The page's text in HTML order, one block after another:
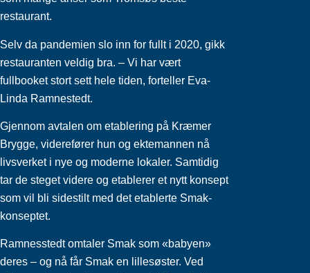
restaurant.
Selv da pandemien slo inn for fullt i 2020, gikk
restauranten veldig bra. – Vi har vært
fullbooket stort sett hele tiden, forteller Eva-
Linda Ramnestedt.
Gjennom avtalen om etablering på Kræmer
Brygge, viderefører hun og ektemannen nå
livsverket i nye og moderne lokaler. Samtidig
tar de steget videre og etablerer et nytt konsept
som vil bli sidestilt med det etablerte Smak-
konseptet.
Ramnesstedt omtaler Smak som «babyen»
deres – og nå får Smak en lillesøster. Ved